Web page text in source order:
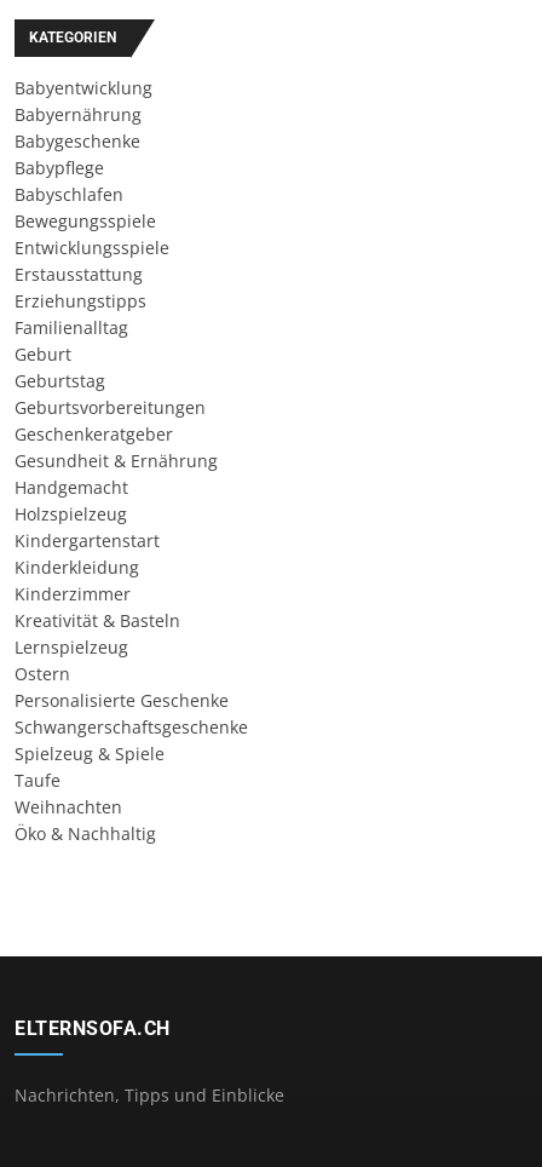
KATEGORIEN
Babyentwicklung
Babyernährung
Babygeschenke
Babypflege
Babyschlafen
Bewegungsspiele
Entwicklungsspiele
Erstausstattung
Erziehungstipps
Familienalltag
Geburt
Geburtstag
Geburtsvorbereitungen
Geschenkeratgeber
Gesundheit & Ernährung
Handgemacht
Holzspielzeug
Kindergartenstart
Kinderkleidung
Kinderzimmer
Kreativität & Basteln
Lernspielzeug
Ostern
Personalisierte Geschenke
Schwangerschaftsgeschenke
Spielzeug & Spiele
Taufe
Weihnachten
Öko & Nachhaltig
ELTERNSOFA.CH
Nachrichten, Tipps und Einblicke